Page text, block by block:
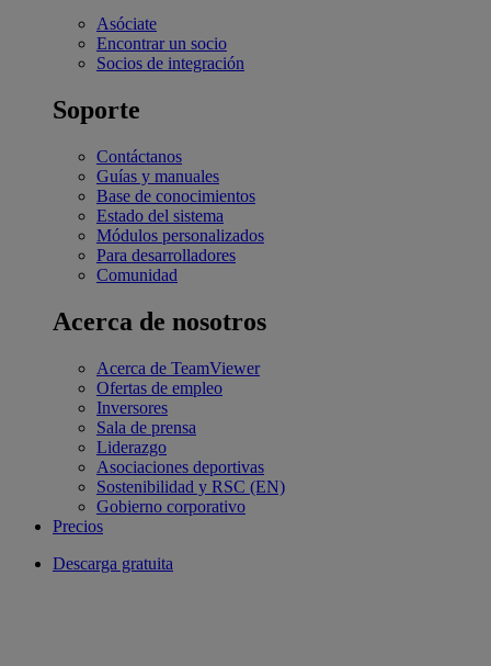
Asóciate
Encontrar un socio
Socios de integración
Soporte
Contáctanos
Guías y manuales
Base de conocimientos
Estado del sistema
Módulos personalizados
Para desarrolladores
Comunidad
Acerca de nosotros
Acerca de TeamViewer
Ofertas de empleo
Inversores
Sala de prensa
Liderazgo
Asociaciones deportivas
Sostenibilidad y RSC (EN)
Gobierno corporativo
Precios
Descarga gratuita